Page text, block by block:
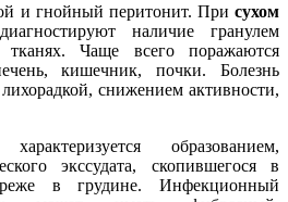
и гнойный перитонит. При сухом
наличие гранулем
Чаще всего поражаются
кишечник, почки. Болезнь
снижением активности,
образованием,
экссудата, скопившегося в
в грудине. Инфекционный